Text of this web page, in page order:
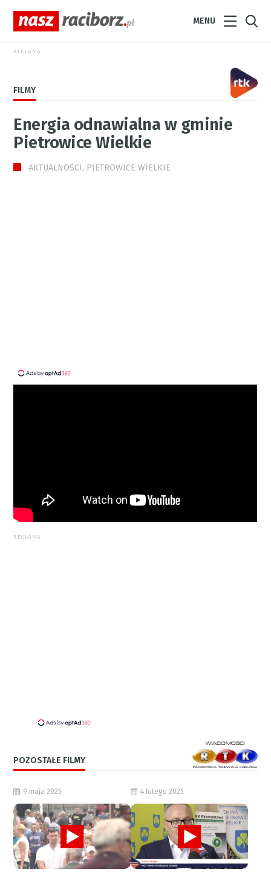
MENU
REKLAMA
FILMY
Energia odnawialna w gminie
Pietrowice Wielkie
AKTUALNOŚCI, PIETROWICE WIELKIE
REKLAMA
POZOSTAŁE FILMY
9 maja 2025 4 lutego 2025